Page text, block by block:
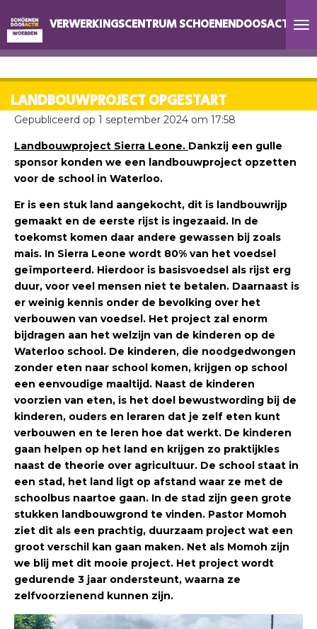
direct
hoofdinhoud
VERWERKINGSCENTRUM SCHOENENDOOSACTIE
LANDBOUWPROJECT OPGESTART
Gepubliceerd op 1 september 2024 om 17:58
Landbouwproject Sierra Leone. Dankzij een gulle
sponsor konden we een landbouwproject opzetten
voor de school in Waterloo.
Er is een stuk land aangekocht, dit is landbouwrijp
gemaakt en de eerste rijst is ingezaaid. In de
toekomst komen daar andere gewassen bij zoals
mais. In Sierra Leone wordt 80% van het voedsel
geïmporteerd. Hierdoor is basisvoedsel als rijst erg
duur, voor veel mensen niet te betalen. Daarnaast is
er weinig kennis onder de bevolking over het
verbouwen van voedsel. Het project zal enorm
bijdragen aan het welzijn van de kinderen op de
Waterloo school. De kinderen, die noodgedwongen
zonder eten naar school komen, krijgen op school
een eenvoudige maaltijd. Naast de kinderen
voorzien van eten, is het doel bewustwording bij de
kinderen, ouders en leraren dat je zelf eten kunt
verbouwen en te leren hoe dat werkt. De kinderen
gaan helpen op het land en krijgen zo praktijkles
naast de theorie over agricultuur. De school staat in
een stad, het land ligt op afstand waar ze met de
schoolbus naartoe gaan. In de stad zijn geen grote
stukken landbouwgrond te vinden. Pastor Momoh
ziet dit als een prachtig, duurzaam project wat een
groot verschil kan gaan maken. Net als Momoh zijn
we blij met dit mooie project. Het project wordt
gedurende 3 jaar ondersteunt, waarna ze
zelfvoorzienend kunnen zijn.